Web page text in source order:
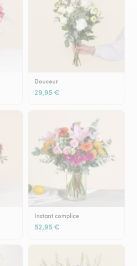
Douceur
29,95 €
Instant complice
52,95 €